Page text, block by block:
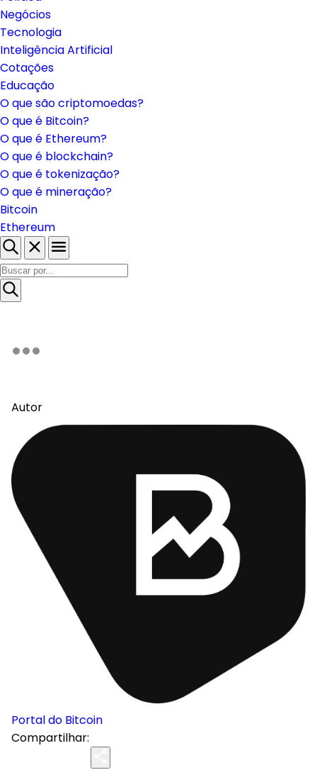
Negócios
Tecnologia
Inteligência Artificial
Cotações
Educação
O que são criptomoedas?
O que é Bitcoin?
O que é Ethereum?
O que é blockchain?
O que é tokenização?
O que é mineração?
Bitcoin
Ethereum
Autor
Portal do Bitcoin
Compartilhar: